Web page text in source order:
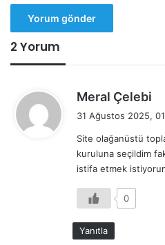
2 Yorum
Meral Çelebi
i
k
i
31 Ağustos 2025,
Site olağanüstü
kuruluna seçildim
istifa etmek
0
Yanıtla